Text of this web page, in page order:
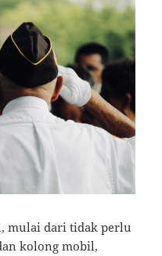
mulai dari tidak perlu
kolong mobil,